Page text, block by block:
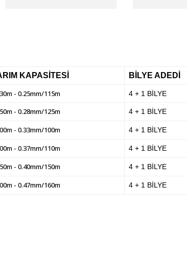
KAPASİTESİ BİLYE ADEDİ
- 0.25mm/115m 4 + 1 BİLYE
- 0.28mm/125m 4 + 1 BİLYE
- 0.33mm/100m 4 + 1 BİLYE
- 0.37mm/110m 4 + 1 BİLYE
- 0.40mm/150m 4 + 1 BİLYE
- 0.47mm/160m 4 + 1 BİLYE